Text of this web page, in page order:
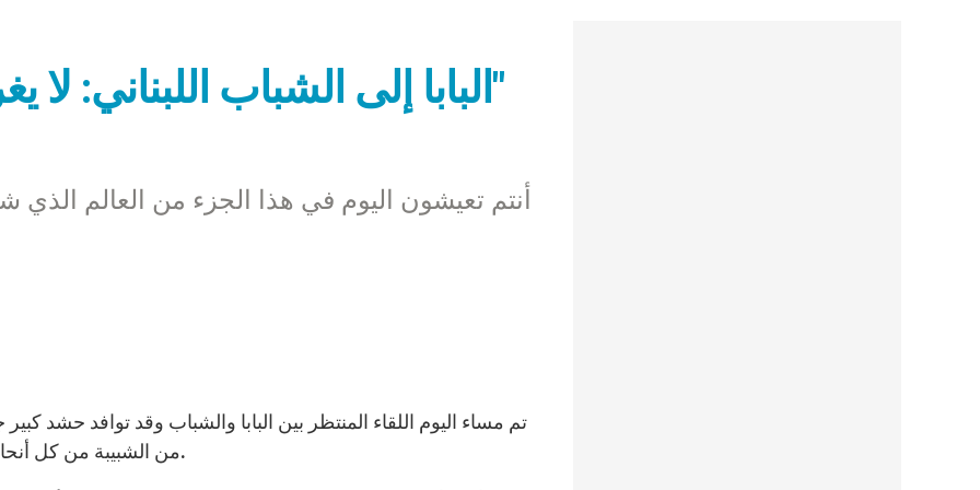
البابا إلى الشباب اللبناني: لا يغرينكم "عسل الهجرة المر"
من الشبيبة من كل أنحاء لبنان ليلتقوا بالبابا في الصرح البطريركي في بكركي.